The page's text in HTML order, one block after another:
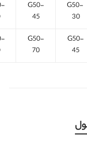
G50-
30
G50-
45
G50-
45
G50-
70